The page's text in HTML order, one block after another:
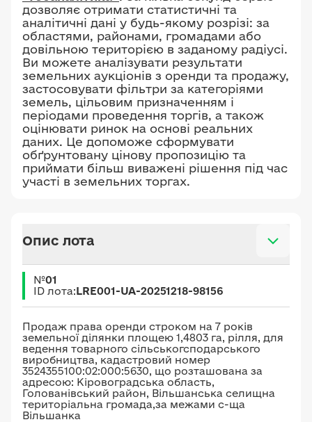
дозволяє отримати статистичні та
аналітичні дані у будь-якому розрізі: за
областями, районами, громадами або
довільною територією в заданому радіусі.
Ви можете аналізувати результати
земельних аукціонів з оренди та продажу,
застосовувати фільтри за категоріями
земель, цільовим призначенням і
періодами проведення торгів, а також
оцінювати ринок на основі реальних
даних. Це допоможе сформувати
обґрунтовану цінову пропозицію та
приймати більш виважені рішення під час
участі в земельних торгах.
Опис лота
№01
ID лота:LRE001-UA-20251218-98156
Продаж права оренди строком на 7 років
земельної ділянки площею 1,4803 га, рілля, для
ведення товарного сільськогсподарського
виробництва, кадастровий номер
3524355100:02:000:5630, що розташована за
адресою: Кіровоградська область,
Голованівський район, Вільшанська селищна
територіальна громада,за межами с-ща
Вільшанка